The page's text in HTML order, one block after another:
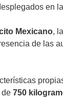
en
Mexicano, la
de las
de 750